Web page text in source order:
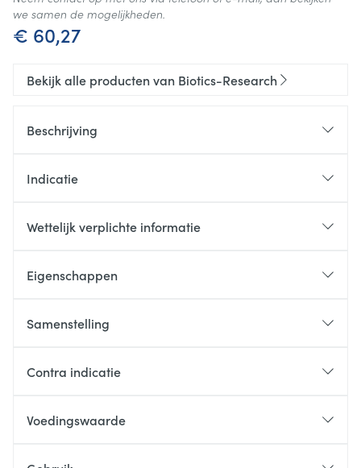
€ 60,27
we samen de mogelijkheden.
Bekijk alle producten van Biotics-Research
Beschrijving
Indicatie
Wettelijk verplichte informatie
Eigenschappen
Samenstelling
Contra indicatie
Voedingswaarde